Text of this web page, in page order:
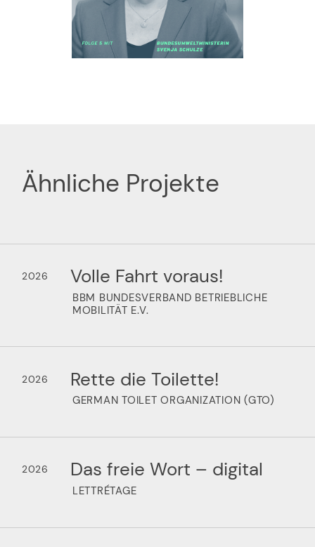
Ähnliche Projekte
2026 Volle Fahrt voraus!
BBM BUNDESVERBAND BETRIEBLICHE
MOBILITÄT E.V.
2026 Rette die Toilette!
GERMAN TOILET ORGANIZATION (GTO)
2026 Das freie Wort – digital
LETTRÉTAGE